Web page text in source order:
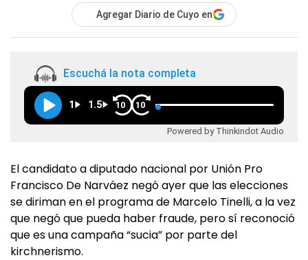
Agregar Diario de Cuyo en
Escuchá la nota completa
1 1.5 10 10
Powered by Thinkindot Audio
El candidato a diputado nacional por Unión Pro
Francisco De Narváez negó ayer que las elecciones
se diriman en el programa de Marcelo Tinelli, a la vez
que negó que pueda haber fraude, pero sí reconoció
que es una campaña “sucia” por parte del
kirchnerismo.